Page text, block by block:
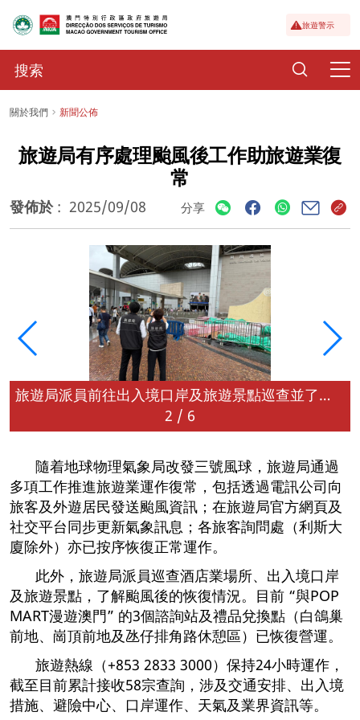
旅遊警示
關於我們 新聞公佈
旅遊局有序處理颱風後工作助旅遊業復
常
發佈於 : 2025/09/08 分享
旅遊局派員前往出入境口岸及旅遊景點巡查並了解颱風後的恢復情況
3 / 6
隨着地球物理氣象局改發三號風球，旅遊局通過
多項工作推進旅遊業運作復常，包括透過電訊公司向
旅客及外遊居民發送颱風資訊；在旅遊局官方網頁及
社交平台同步更新氣象訊息；各旅客詢問處（利斯大
廈除外）亦已按序恢復正常運作。
此外，旅遊局派員巡查酒店業場所、出入境口岸
及旅遊景點，了解颱風後的恢復情況。目前 “與POP
MART漫遊澳門” 的3個諮詢站及禮品兌換點（白鴿巢
前地、崗頂前地及氹仔排角路休憩區）已恢復營運。
旅遊熱線（+853 2833 3000）保持24小時運作，
截至目前累計接收58宗查詢，⁠涉及交通安排、出入境
措施、避險中心、口岸運作、天氣及業界資訊等。